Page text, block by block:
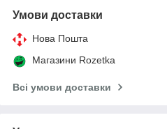
Умови доставки
Нова Пошта
Магазини Rozetka
Всі умови доставки